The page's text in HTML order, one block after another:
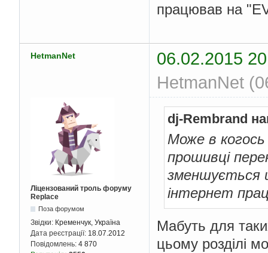
працював на
HetmanNet
06.02.2015
HetmanNet
Ліцензований троль форуму
Replace
Поза форумом
Звідки: Кременчук, Україна
Дата реєстрації: 18.07.2012
Повідомлень: 4 870
dj-Rembrand
Може в когось
прошивці
зменшується
інтернет
Мабуть для
цьому розділі